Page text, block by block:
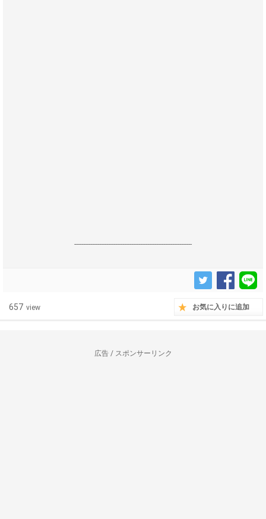
------------------------------------------------------------------
657 view お気に入りに追加
広告 / スポンサーリンク